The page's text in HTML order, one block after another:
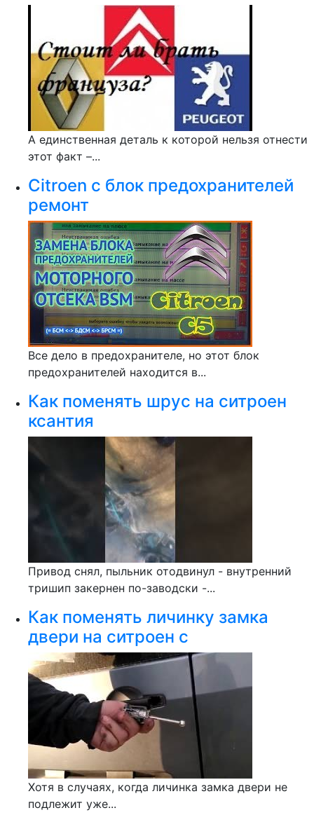
А единственная деталь к которой нельзя отнести
этот факт –...
Citroen c блок предохранителей
ремонт
Все дело в предохранителе, но этот блок
предохранителей находится в...
Как поменять шрус на ситроен
ксантия
Привод снял, пыльник отодвинул - внутренний
тришип закернен по-заводски -...
Как поменять личинку замка
двери на ситроен с
Хотя в случаях, когда личинка замка двери не
подлежит уже...